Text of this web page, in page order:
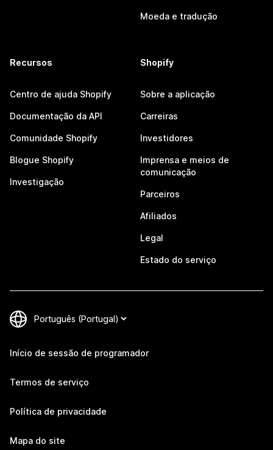
Moeda e tradução
Recursos
Centro de ajuda Shopify
Documentação da API
Comunidade Shopify
Blogue Shopify
Investigação
Shopify
Sobre a aplicação
Carreiras
Investidores
Imprensa e meios de
comunicação
Parceiros
Afiliados
Legal
Estado do serviço
Início de sessão de programador
Termos de serviço
Política de privacidade
Mapa do site